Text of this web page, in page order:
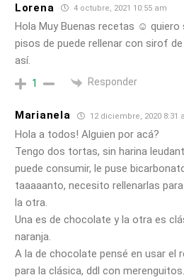
Lorena 4 octubre, 2021 10:55 am
Hola Muy Buenas recetas ☺️ quiero
pisos de puede rellenar con sirof
así.
1 Responder
Marianela 12 diciembre, 2020 8:31
Hola a todos! Alguien por acá?
Tengo dos tortas, sin harina
puede consumir, le puse
taaaaanto, necesito rellenarlas
la otra.
Una es de chocolate y la otra es
naranja.
A la de chocolate pensé en usar el
para la clásica, ddl con